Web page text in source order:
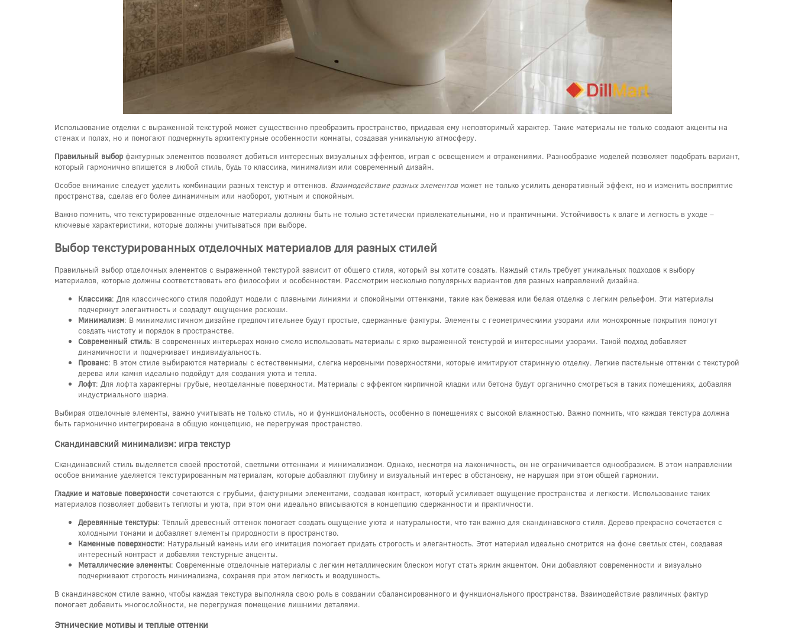
Использование отделки с выраженной текстурой может существенно преобразить пространство, придавая ему неповторимый характер. Такие материалы не только создают акценты на
стенах и полах, но и помогают подчеркнуть архитектурные особенности комнаты, создавая уникальную атмосферу.
Правильный выборфактурных элементов позволяет добиться интересных визуальных эффектов, играя с освещением и отражениями. Разнообразие моделей позволяет подобрать вариант,
который гармонично впишется в любой стиль, будь то классика, минимализм или современный дизайн.
Особое внимание следует уделить комбинации разных текстур и оттенков. Взаимодействие разных элементовможет не только усилить декоративный эффект, но и изменить восприятие
пространства, сделав его более динамичным или наоборот, уютным и спокойным.
Важно помнить, что текстурированные отделочные материалы должны быть не только эстетически привлекательными, но и практичными. Устойчивость к влаге и легкость в уходе –
ключевые характеристики, которые должны учитываться при выборе.
Выбор текстурированных отделочных материалов для разных стилей
Правильный выбор отделочных элементов с выраженной текстурой зависит от общего стиля, который вы хотите создать. Каждый стиль требует уникальных подходов к выбору
материалов, которые должны соответствовать его философии и особенностям. Рассмотрим несколько популярных вариантов для разных направлений дизайна.
Классика: Для классического стиля подойдут модели с плавными линиями и спокойными оттенками, такие как бежевая или белая отделка с легким рельефом. Эти материалы
подчеркнут элегантность и создадут ощущение роскоши.
Минимализм: В минималистичном дизайне предпочтительнее будут простые, сдержанные фактуры. Элементы с геометрическими узорами или монохромные покрытия помогут
создать чистоту и порядок в пространстве.
Современный стиль: В современных интерьерах можно смело использовать материалы с ярко выраженной текстурой и интересными узорами. Такой подход добавляет
динамичности и подчеркивает индивидуальность.
Прованс: В этом стиле выбираются материалы с естественными, слегка неровными поверхностями, которые имитируют старинную отделку. Легкие пастельные оттенки с текстурой
дерева или камня идеально подойдут для создания уюта и тепла.
Лофт: Для лофта характерны грубые, неотделанные поверхности. Материалы с эффектом кирпичной кладки или бетона будут органично смотреться в таких помещениях, добавляя
индустриального шарма.
Выбирая отделочные элементы, важно учитывать не только стиль, но и функциональность, особенно в помещениях с высокой влажностью. Важно помнить, что каждая текстура должна
быть гармонично интегрирована в общую концепцию, не перегружая пространство.
Скандинавский минимализм: игра текстур
Скандинавский стиль выделяется своей простотой, светлыми оттенками и минимализмом. Однако, несмотря на лаконичность, он не ограничивается однообразием. В этом направлении
особое внимание уделяется текстурированным материалам, которые добавляют глубину и визуальный интерес в обстановку, не нарушая при этом общей гармонии.
Гладкие и матовые поверхности сочетаются с грубыми, фактурными элементами, создавая контраст, который усиливает ощущение пространства и легкости. Использование таких
материалов позволяет добавить теплоты и уюта, при этом они идеально вписываются в концепцию сдержанности и практичности.
Деревянные текстуры: Тёплый древесный оттенок помогает создать ощущение уюта и натуральности, что так важно для скандинавского стиля. Дерево прекрасно сочетается с
холодными тонами и добавляет элементы природности в пространство.
Каменные поверхности: Натуральный камень или его имитация помогает придать строгость и элегантность. Этот материал идеально смотрится на фоне светлых стен, создавая
интересный контраст и добавляя текстурные акценты.
Металлические элементы: Современные отделочные материалы с легким металлическим блеском могут стать ярким акцентом. Они добавляют современности и визуально
подчеркивают строгость минимализма, сохраняя при этом легкость и воздушность.
В скандинавском стиле важно, чтобы каждая текстура выполняла свою роль в создании сбалансированного и функционального пространства. Взаимодействие различных фактур
помогает добавить многослойности, не перегружая помещение лишними деталями.
Этнические мотивы и теплые оттенки